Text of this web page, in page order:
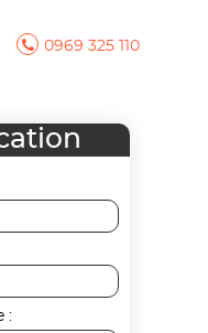
0969 325 110
: